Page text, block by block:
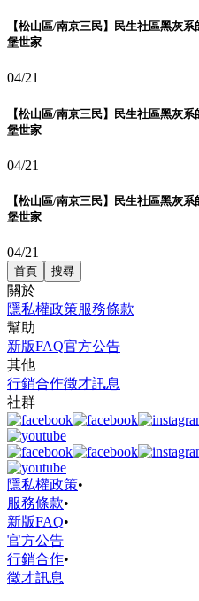
【松山區/南京三民】民生社區黑灰
堡世家
04/21
【松山區/南京三民】民生社區黑灰
堡世家
04/21
【松山區/南京三民】民生社區黑灰
堡世家
04/21
首頁 搜尋
關於
隱私權政策服務條款
幫助
新版FAQ官方公告
其他
行銷合作徵才訊息
社群
隱私權政策•
服務條款•
新版FAQ•
官方公告
行銷合作•
徵才訊息